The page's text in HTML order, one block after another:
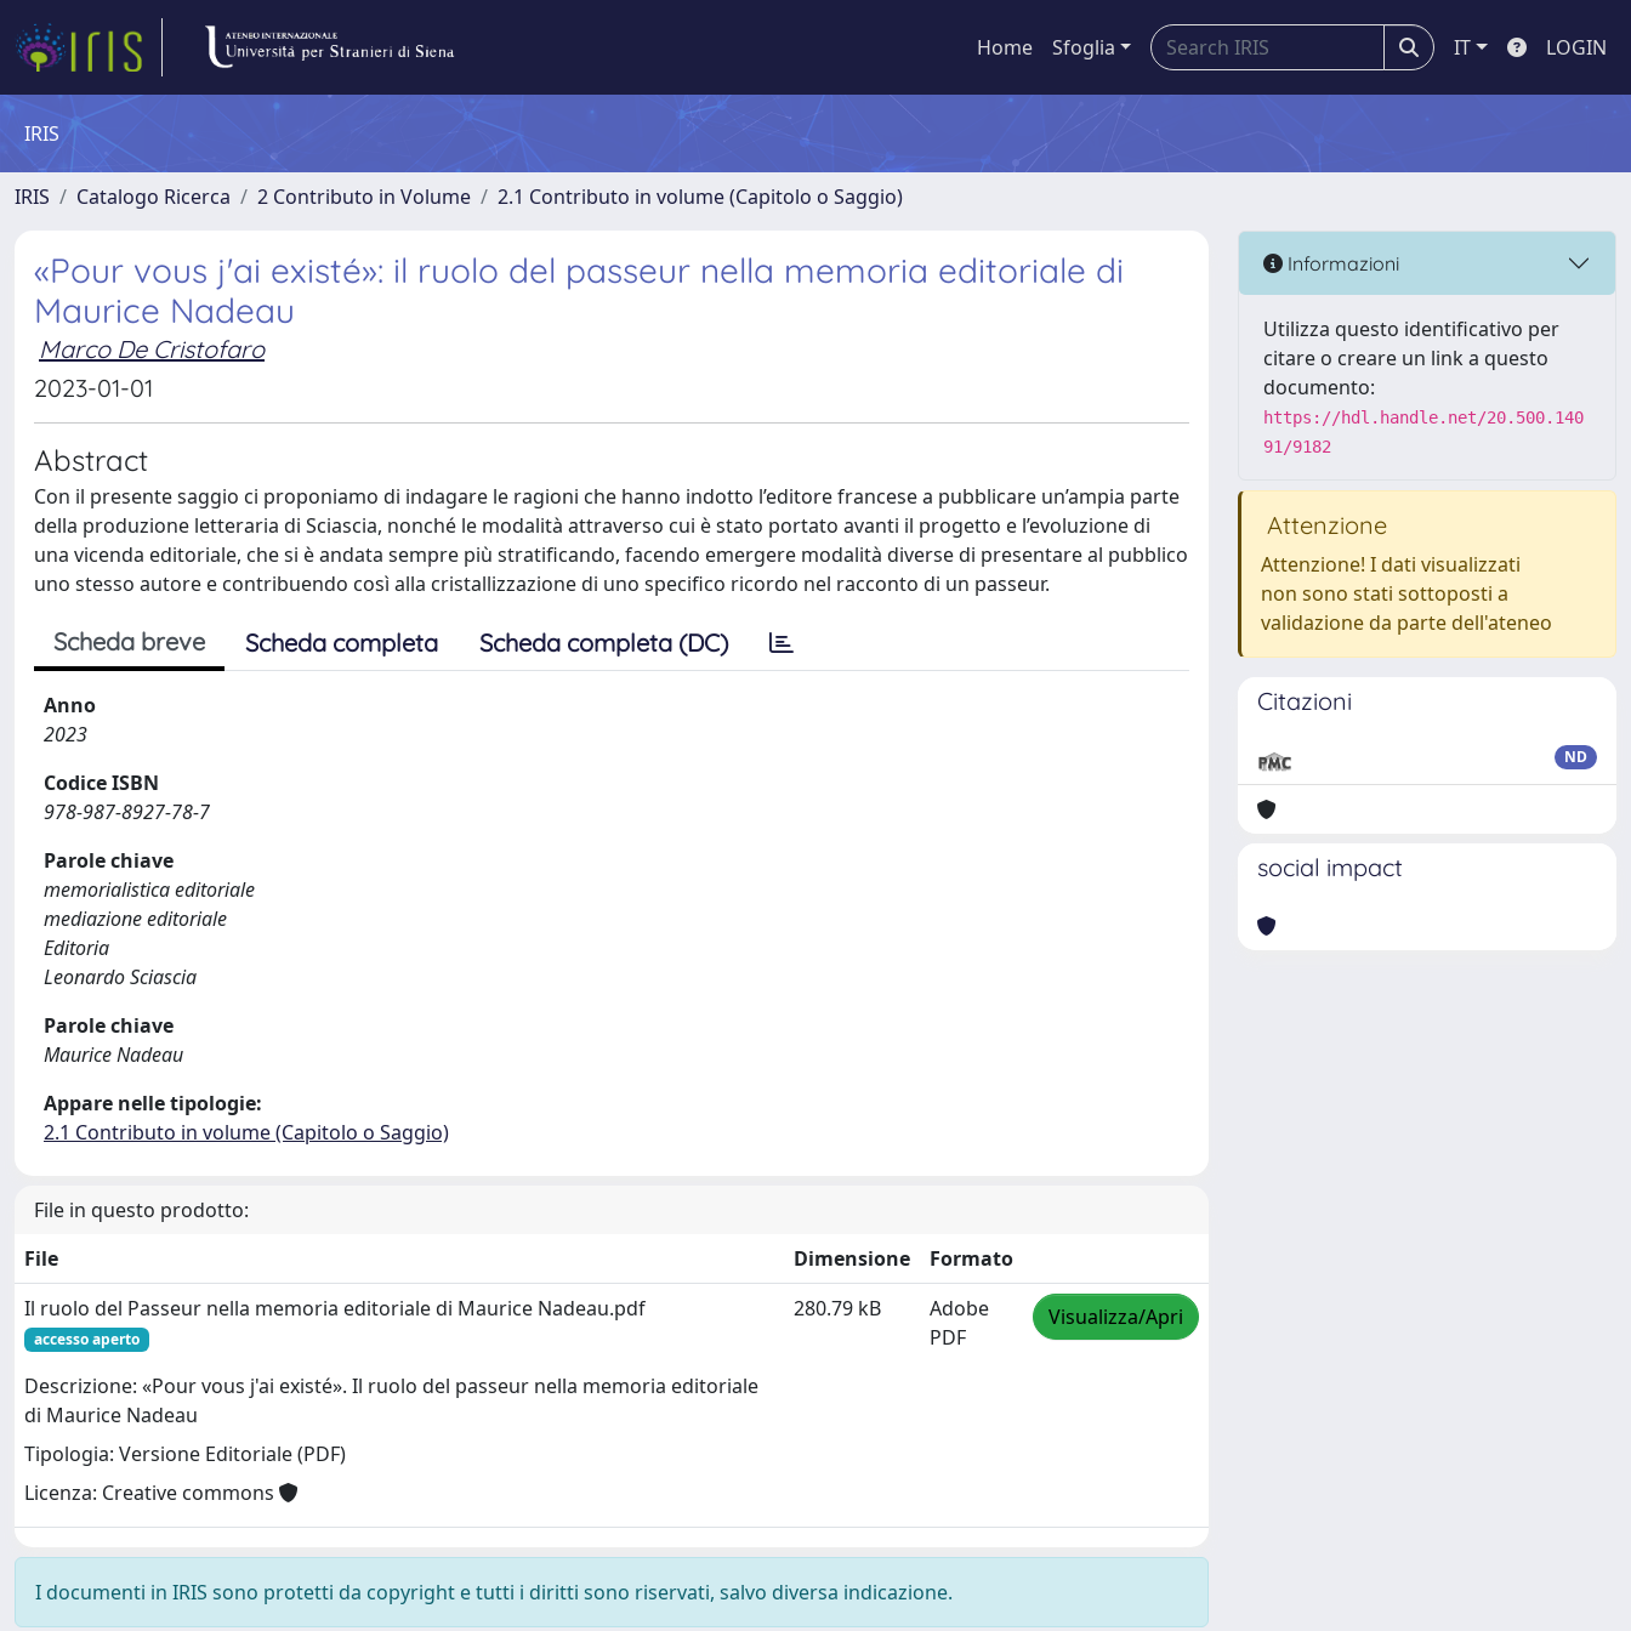
Home Sfoglia IT LOGIN
IRIS
IRIS Catalogo Ricerca 2 Contributo in Volume 2.1 Contributo in volume (Capitolo o Saggio)
«Pour vous j'ai existé»: il ruolo del passeur nella memoria editoriale di
Maurice Nadeau
Marco De Cristofaro
2023-01-01
Abstract
Con il presente saggio ci proponiamo di indagare le ragioni che hanno indotto l’editore francese a pubblicare un’ampia parte
della produzione letteraria di Sciascia, nonché le modalità attraverso cui è stato portato avanti il progetto e l’evoluzione di
una vicenda editoriale, che si è andata sempre più stratificando, facendo emergere modalità diverse di presentare al pubblico
uno stesso autore e contribuendo così alla cristallizzazione di uno specifico ricordo nel racconto di un passeur.
Scheda breve Scheda completa Scheda completa (DC)
Anno
2023
Codice ISBN
978-987-8927-78-7
Parole chiave
memorialistica editoriale
mediazione editoriale
Editoria
Leonardo Sciascia
Parole chiave
Maurice Nadeau
Appare nelle tipologie:
2.1 Contributo in volume (Capitolo o Saggio)
File in questo prodotto:
File
Dimensione
Formato
Il ruolo del Passeur nella memoria editoriale di Maurice Nadeau.pdf
accesso aperto
Descrizione: «Pour vous j'ai existé». Il ruolo del passeur nella memoria editoriale
di Maurice Nadeau
Tipologia: Versione Editoriale (PDF)
Licenza: Creative commons
280.79 kB
Adobe
PDF
Visualizza/Apri
I documenti in IRIS sono protetti da copyright e tutti i diritti sono riservati, salvo diversa indicazione.
Informazioni
Utilizza questo identificativo per
citare o creare un link a questo
documento:
https://hdl.handle.net/20.500.140
91/9182
Attenzione
Attenzione! I dati visualizzati
non sono stati sottoposti a
validazione da parte dell'ateneo
Citazioni
ND
social impact